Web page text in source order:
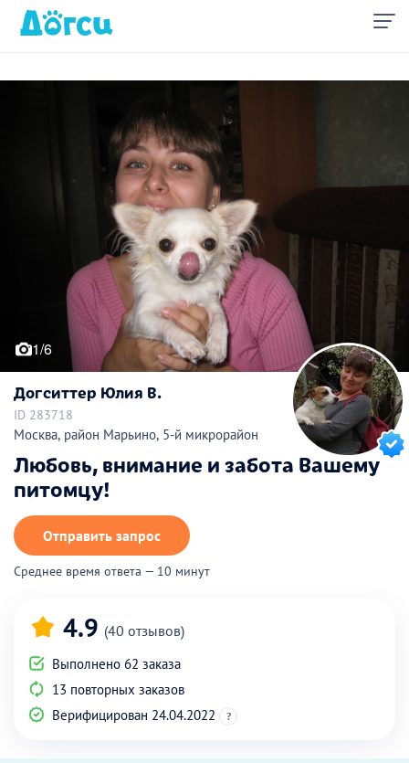
1/6
Догситтер Юлия В.
ID 283718
Москва, район Марьино, 5-й микрорайон
Любовь, внимание и забота Вашему
питомцу!
Отправить запрос
Среднее время ответа — 10 минут
4.9 (40 отзывов)
Выполнено 62 заказа
13 повторных заказов
Верифицирован 24.04.2022
?